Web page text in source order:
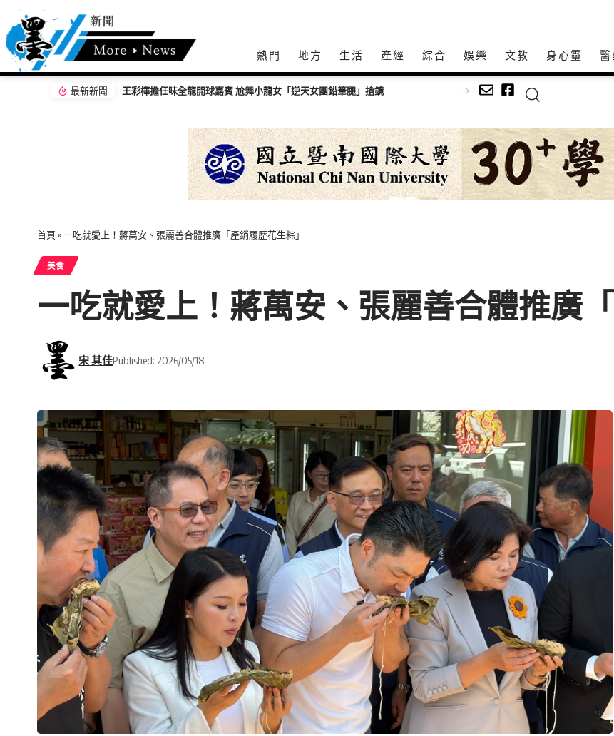
熱門 地方 生活 產經 綜合 娛樂 文教 身心𩆜 醫
最新新聞 王彩樺擔任味全龍開球嘉賓 尬舞小龍女「逆天女團鉛筆腿」搶鏡
首頁 »一吃就愛上！蔣萬安、張麗善合體推廣「產銷履歷花生粽」
美食
一吃就愛上！蔣萬安、張麗善合體推廣
宋 其佳Published: 2026/05/18